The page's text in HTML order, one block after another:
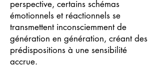
perspective, certains schémas
émotionnels et réactionnels se
transmettent inconsciemment de
génération en génération, créant des
prédispositions à une sensibilité
accrue.